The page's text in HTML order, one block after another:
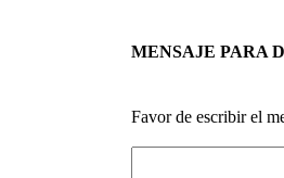
MENSAJE PARA
Favor de escribir el